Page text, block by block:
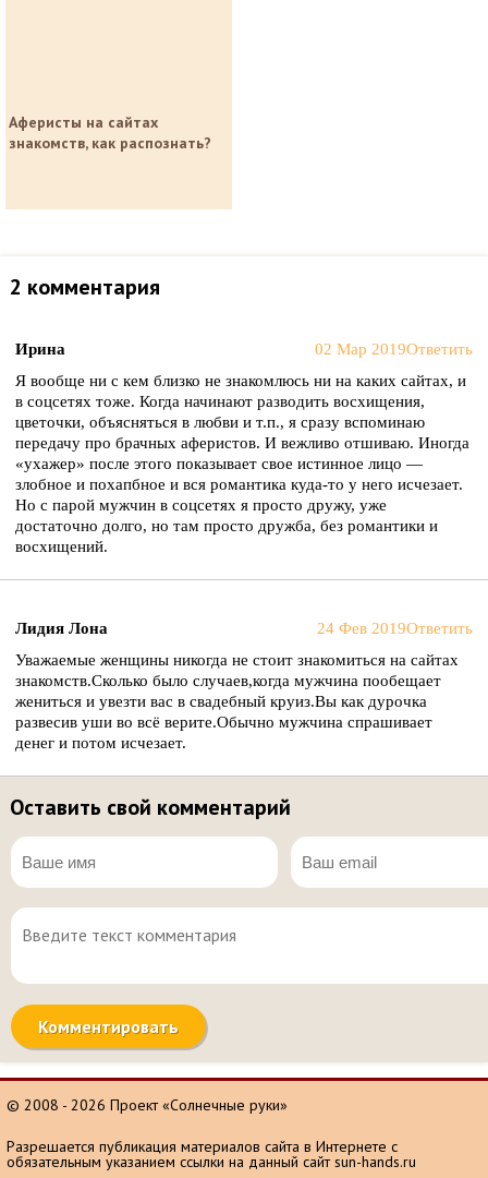
Аферисты на сайтах
знакомств, как распознать?
2 комментария
Ирина 02 Мар 2019Ответить
Я вообще ни с кем близко не знакомлюсь ни на каких сайтах, и
в соцсетях тоже. Когда начинают разводить восхищения,
цветочки, объясняться в любви и т.п., я сразу вспоминаю
передачу про брачных аферистов. И вежливо отшиваю. Иногда
«ухажер» после этого показывает свое истинное лицо —
злобное и похапбное и вся романтика куда-то у него исчезает.
Но с парой мужчин в соцсетях я просто дружу, уже
достаточно долго, но там просто дружба, без романтики и
восхищений.
Лидия Лона 24 Фев 2019Ответить
Уважаемые женщины никогда не стоит знакомиться на сайтах
знакомств.Сколько было случаев,когда мужчина пообещает
жениться и увезти вас в свадебный круиз.Вы как дурочка
развесив уши во всё верите.Обычно мужчина спрашивает
денег и потом исчезает.
Оставить свой комментарий
© 2008 - 2026 Проект «Солнечные руки»
Разрешается публикация материалов сайта в Интернете с
обязательным указанием ссылки на данный сайт sun-hands.ru